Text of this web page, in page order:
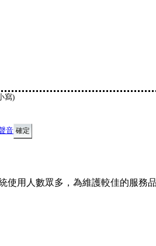
寫)
音
使用人數眾多，為維護較佳的服務